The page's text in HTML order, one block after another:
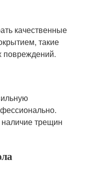
качественные
такие
повреждений.
наличие трещин